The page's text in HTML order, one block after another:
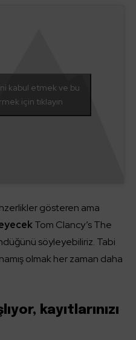
kabul etmek ve bu
için tıklayın
gösteren ama
Tom Clancy’s The
söyleyebiliriz. Tabi
olmak her zaman daha
kayıtlarınızı